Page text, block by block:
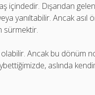
Dışarıdan
yanıltabilir. Ancak asıl
sürmektir.
Ancak bu dönüm
aslında